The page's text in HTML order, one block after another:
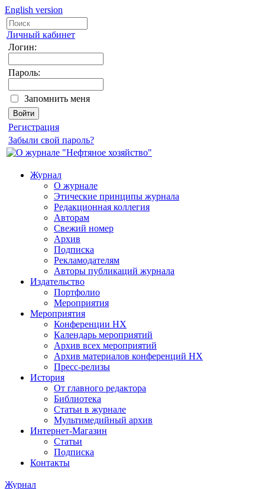
English version
Личный кабинет
Логин:
Пароль:
Запомнить меня
Регистрация
Забыли свой пароль?
Журнал
О журнале
Этические принципы журнала
Редакционная коллегия
Авторам
Свежий номер
Архив
Подписка
Рекламодателям
Авторы публикаций журнала
Издательство
Портфолио
Мероприятия
Мероприятия
Конференции НХ
Календарь мероприятий
Архив всех мероприятий
Архив материалов конференций НХ
Пресс-релизы
История
От главного редактора
Библиотека
Статьи в журнале
Мультимедийный архив
Интернет-Магазин
Статьи
Подписка
Контакты
Журнал